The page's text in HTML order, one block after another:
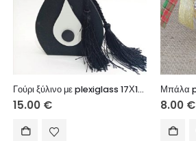
Γούρι ξύλινο με plexiglass 17Χ11 cm
15.00 € 8.00 €